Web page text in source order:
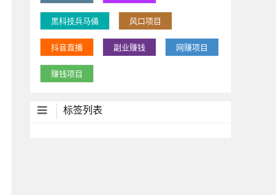
黑科技兵马俑 风口项目
抖音直播 副业赚钱 网赚项目
赚钱项目
标签列表